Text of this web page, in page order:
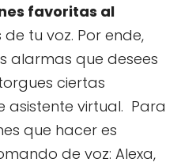
favoritas al
tu voz. Por ende,
alarmas que desees
ciertas
asistente virtual. Para
que hacer es
de voz: Alexa,